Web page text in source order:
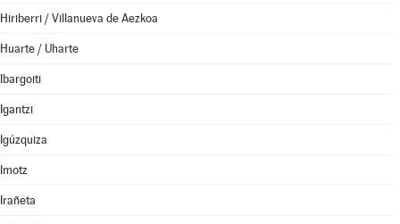
Hiriberri / Villanueva de Aezkoa
Huarte / Uharte
Ibargoiti
Igantzi
Igúzquiza
Imotz
Irañeta